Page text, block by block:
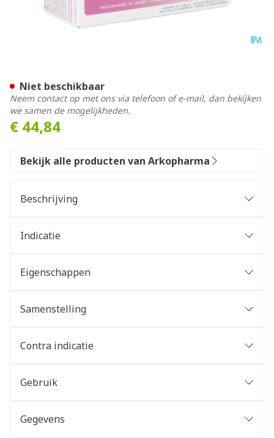
€ 44,84
Niet beschikbaar
Neem contact op met ons via telefoon of e-mail, dan bekijken
we samen de mogelijkheden.
Bekijk alle producten van Arkopharma
Beschrijving
Indicatie
Eigenschappen
Samenstelling
Contra indicatie
Gebruik
Gegevens